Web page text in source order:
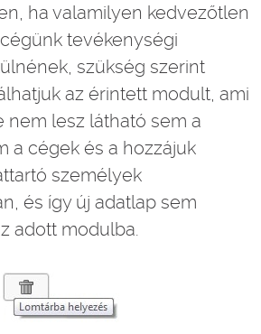
ha valamilyen kedvezőtlen
tevékenységi
szükség szerint
az érintett modult, ami
nem lesz látható sem a
a cégek és a hozzájuk
személyek
és így új adatlap sem
adott modulba.